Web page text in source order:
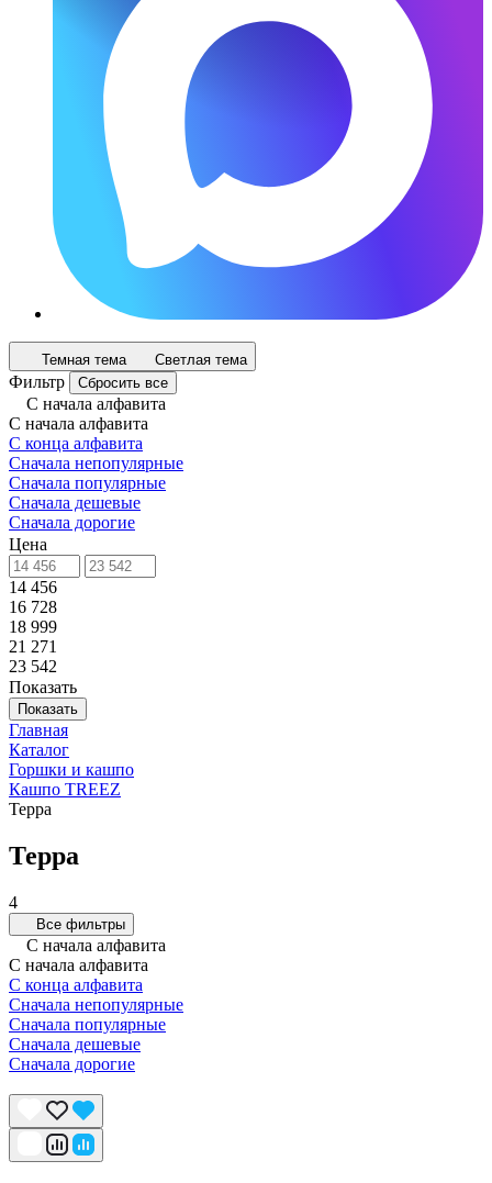
Темная тема Светлая тема
Фильтр Сбросить все
С начала алфавита
С начала алфавита
С конца алфавита
Сначала непопулярные
Сначала популярные
Сначала дешевые
Сначала дорогие
Цена
14 456
16 728
18 999
21 271
23 542
Показать
Показать
Главная
Каталог
Горшки и кашпо
Кашпо TREEZ
Терра
Терра
4
Все фильтры
С начала алфавита
С начала алфавита
С конца алфавита
Сначала непопулярные
Сначала популярные
Сначала дешевые
Сначала дорогие